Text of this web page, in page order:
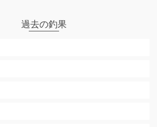
過去の釣果